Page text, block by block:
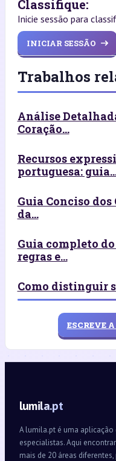
Classifique:
Inicie sessão para
INICIAR SESSÃO
Trabalhos
Análise
Coração...
Recursos
portuguesa:
Guia Conciso
da...
Guia completo
regras e...
Como distinguir
ESCREVE
lumila.pt
A lumila.pt é uma aplicação
especialistas. Aqui
mais de 20 áreas